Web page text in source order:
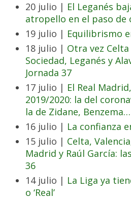
20 julio | El Leganés
atropello en el paso de
19 julio | Equilibrismo
18 julio | Otra vez Celta
Sociedad, Leganés y
Jornada 37
17 julio | El Real
2019/2020: la del
la de Zidane, Benzema…
16 julio | La confianza
15 julio | Celta,
Madrid y Raúl García:
36
14 julio | La Liga ya
o ‘Real’